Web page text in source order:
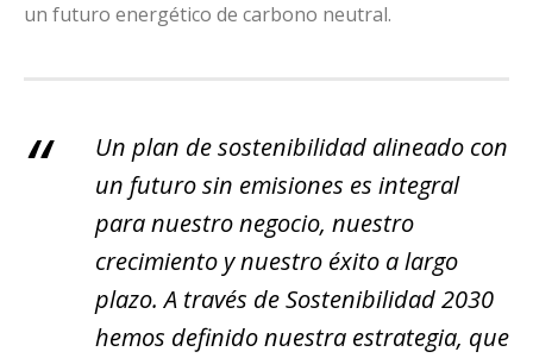
un futuro energético de carbono neutral.
Un plan de sostenibilidad alineado con
un futuro sin emisiones es integral
para nuestro negocio, nuestro
crecimiento y nuestro éxito a largo
plazo. A través de Sostenibilidad 2030
hemos definido nuestra estrategia, que